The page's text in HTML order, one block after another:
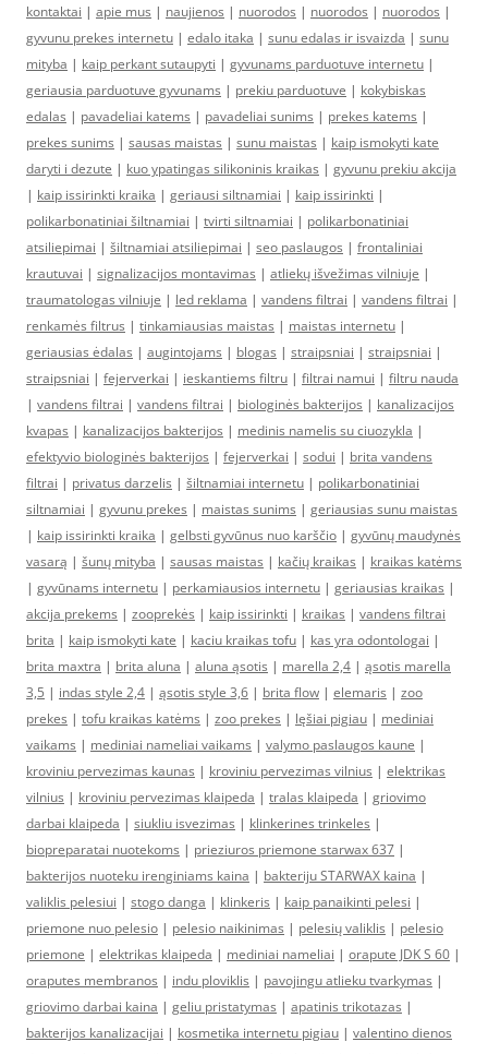
kontaktai | apie mus | naujienos | nuorodos | nuorodos | nuorodos |
gyvunu prekes internetu | edalo itaka | sunu edalas ir isvaizda | sunu
mityba | kaip perkant sutaupyti | gyvunams parduotuve internetu |
geriausia parduotuve gyvunams | prekiu parduotuve | kokybiskas
edalas | pavadeliai katems | pavadeliai sunims | prekes katems |
prekes sunims | sausas maistas | sunu maistas | kaip ismokyti kate
daryti i dezute | kuo ypatingas silikoninis kraikas | gyvunu prekiu akcija
| kaip issirinkti kraika | geriausi siltnamiai | kaip issirinkti |
polikarbonatiniai šiltnamiai | tvirti siltnamiai | polikarbonatiniai
atsiliepimai | šiltnamiai atsiliepimai | seo paslaugos | frontaliniai
krautuvai | signalizacijos montavimas | atliekų išvežimas vilniuje |
traumatologas vilniuje | led reklama | vandens filtrai | vandens filtrai |
renkamės filtrus | tinkamiausias maistas | maistas internetu |
geriausias ėdalas | augintojams | blogas | straipsniai | straipsniai |
straipsniai | fejerverkai | ieskantiems filtru | filtrai namui | filtru nauda
| vandens filtrai | vandens filtrai | biologinės bakterijos | kanalizacijos
kvapas | kanalizacijos bakterijos | medinis namelis su ciuozykla |
efektyvio biologinės bakterijos | fejerverkai | sodui | brita vandens
filtrai | privatus darzelis | šiltnamiai internetu | polikarbonatiniai
siltnamiai | gyvunu prekes | maistas sunims | geriausias sunu maistas
| kaip issirinkti kraika | gelbsti gyvūnus nuo karščio | gyvūnų maudynės
vasarą | šunų mityba | sausas maistas | kačių kraikas | kraikas katėms
| gyvūnams internetu | perkamiausios internetu | geriausias kraikas |
akcija prekems | zooprekės | kaip issirinkti | kraikas | vandens filtrai
brita | kaip ismokyti kate | kaciu kraikas tofu | kas yra odontologai |
brita maxtra | brita aluna | aluna ąsotis | marella 2,4 | ąsotis marella
3,5 | indas style 2,4 | ąsotis style 3,6 | brita flow | elemaris | zoo
prekes | tofu kraikas katėms | zoo prekes | lęšiai pigiau | mediniai
vaikams | mediniai nameliai vaikams | valymo paslaugos kaune |
kroviniu pervezimas kaunas | kroviniu pervezimas vilnius | elektrikas
vilnius | kroviniu pervezimas klaipeda | tralas klaipeda | griovimo
darbai klaipeda | siukliu isvezimas | klinkerines trinkeles |
biopreparatai nuotekoms | prieziuros priemone starwax 637 |
bakterijos nuoteku irenginiams kaina | bakteriju STARWAX kaina |
valiklis pelesiui | stogo danga | klinkeris | kaip panaikinti pelesi |
priemone nuo pelesio | pelesio naikinimas | pelesių valiklis | pelesio
priemone | elektrikas klaipeda | mediniai nameliai | orapute JDK S 60 |
oraputes membranos | indu ploviklis | pavojingu atlieku tvarkymas |
griovimo darbai kaina | geliu pristatymas | apatinis trikotazas |
bakterijos kanalizacijai | kosmetika internetu pigiau | valentino dienos